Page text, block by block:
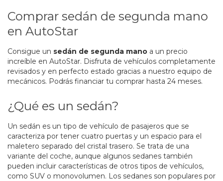
Comprar sedán de segunda mano
en AutoStar
Consigue un sedán de segunda mano a un precio
increíble en AutoStar. Disfruta de vehículos completamente
revisados y en perfecto estado gracias a nuestro equipo de
mecánicos. Podrás financiar tu comprar hasta 24 meses.
¿Qué es un sedán?
Un sedán es un tipo de vehículo de pasajeros que se
caracteriza por tener cuatro puertas y un espacio para el
maletero separado del cristal trasero. Se trata de una
variante del coche, aunque algunos sedanes también
pueden incluir características de otros tipos de vehículos,
como SUV o monovolumen. Los sedanes son populares por